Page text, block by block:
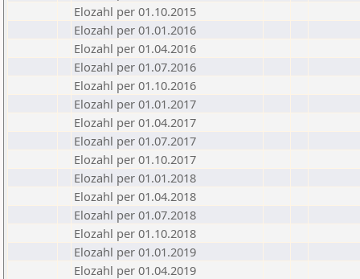
Elozahl per 01.10.2015
Elozahl per 01.01.2016
Elozahl per 01.04.2016
Elozahl per 01.07.2016
Elozahl per 01.10.2016
Elozahl per 01.01.2017
Elozahl per 01.04.2017
Elozahl per 01.07.2017
Elozahl per 01.10.2017
Elozahl per 01.01.2018
Elozahl per 01.04.2018
Elozahl per 01.07.2018
Elozahl per 01.10.2018
Elozahl per 01.01.2019
Elozahl per 01.04.2019